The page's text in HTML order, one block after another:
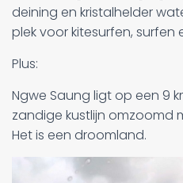
deining en kristalhelder
plek voor kitesurfen, surfen
Plus:
Ngwe Saung ligt op een 9
zandige kustlijn omzoomd
Het is een droomland.